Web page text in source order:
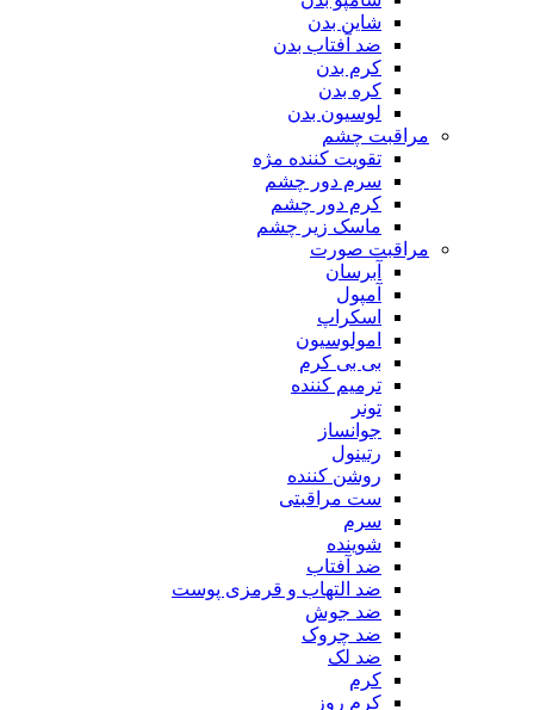
شاین بدن
ضد آفتاب بدن
کرم بدن
کره بدن
لوسیون بدن
مراقبت چشم
تقویت کننده مژه
سرم دور چشم
کرم دور چشم
ماسک زیر چشم
مراقبت صورت
آبرسان
آمپول
اسکراپ
امولوسیون
بی بی کرم
ترمیم کننده
تونر
جوانساز
رتینول
روشن کننده
ست مراقبتی
سرم
شوینده
ضد آفتاب
ضد التهاب و قرمزی پوست
‌ضد جوش
ضد چروک
ضد لک
کرم
کرم روز